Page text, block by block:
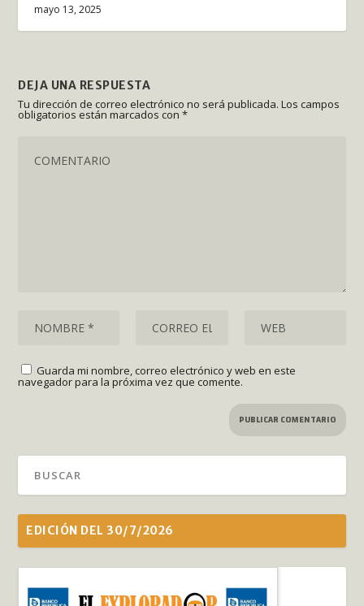
mayo 13, 2025
DEJA UNA RESPUESTA
Tu dirección de correo electrónico no será publicada. Los campos
obligatorios están marcados con*
Guarda mi nombre, correo electrónico y web en este
navegador para la próxima vez que comente.
EDICIÓN DEL 30/7/2026